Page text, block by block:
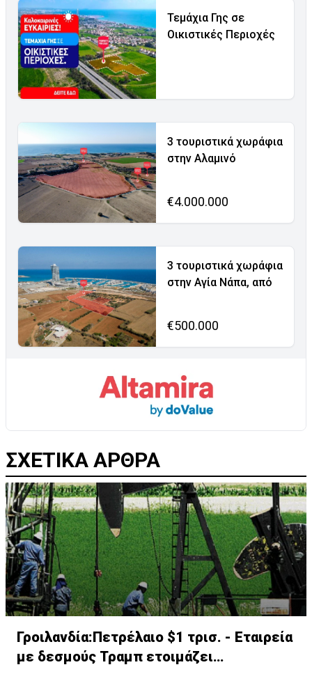
Τεμάχια Γης σε
Οικιστικές Περιοχές
3 τουριστικά χωράφια
στην Αλαμινό
€4.000.000
3 τουριστικά χωράφια
στην Αγία Νάπα, από
€500.000
ΣΧΕΤΙΚΑ ΑΡΘΡΑ
Γροιλανδία:Πετρέλαιο $1 τρισ. - Εταιρεία
με δεσμούς Τραμπ ετοιμάζει